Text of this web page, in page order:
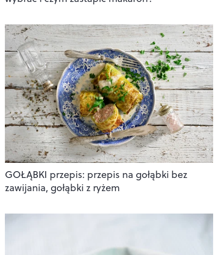
GOŁĄBKI przepis: przepis na gołąbki bez
zawijania, gołąbki z ryżem